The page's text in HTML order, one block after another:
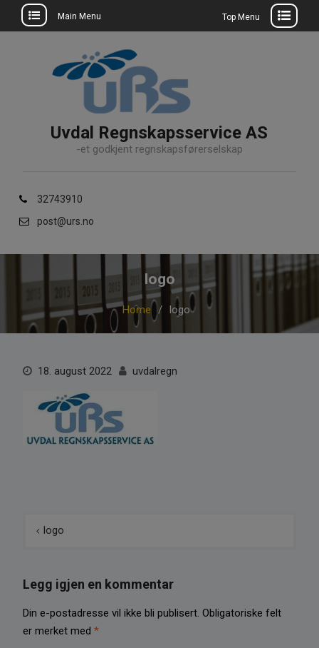
Main Menu Top Menu
Uvdal Regnskapsservice AS
-et godkjent regnskapsførerselskap
32743910
post@urs.no
logo
Home logo
18. august 2022 uvdalregn
Innleggsnavigasjon
logo
Legg igjen en kommentar
Din e-postadresse vil ikke bli publisert. Obligatoriske felt
er merket med *